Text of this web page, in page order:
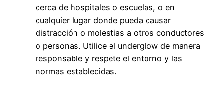
cerca de hospitales o escuelas, o en
cualquier lugar donde pueda causar
distracción o molestias a otros conductores
o personas. Utilice el underglow de manera
responsable y respete el entorno y las
normas establecidas.